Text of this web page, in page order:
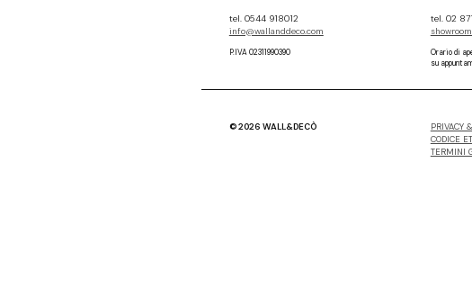
tel. 0544 918012
info@wallanddeco.com
P.IVA 02311990390
tel. 02
Orario di
su
© 2026 WALL&DECÒ
PRIVACY
CODICE
TERMINI